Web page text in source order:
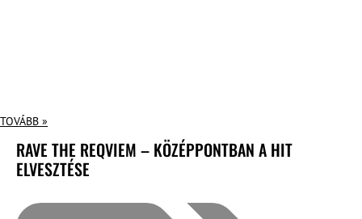
TOVÁBB »
RAVE THE REQVIEM – KÖZÉPPONTBAN A HIT
ELVESZTÉSE